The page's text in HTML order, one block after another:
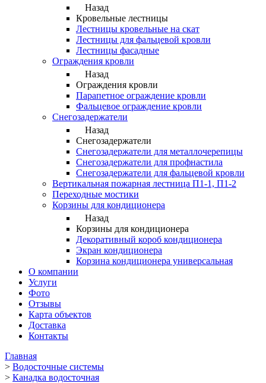
Назад
Кровельные лестницы
Лестницы кровельные на скат
Лестницы для фальцевой кровли
Лестницы фасадные
Ограждения кровли
Назад
Ограждения кровли
Парапетное ограждение кровли
Фальцевое ограждение кровли
Снегозадержатели
Назад
Снегозадержатели
Снегозадержатели для металлочерепицы
Снегозадержатели для профнастила
Снегозадержатели для фальцевой кровли
Вертикальная пожарная лестница П1-1, П1-2
Переходные мостики
Корзины для кондиционера
Назад
Корзины для кондиционера
Декоративный короб кондиционера
Экран кондиционера
Корзина кондиционера универсальная
О компании
Услуги
Фото
Отзывы
Карта объектов
Доставка
Контакты
Главная
> Водосточные системы
> Канадка водосточная